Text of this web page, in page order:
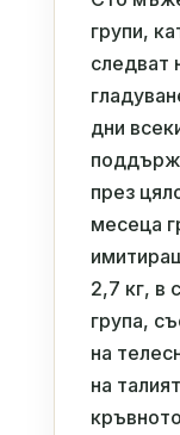
групи,
следват
дни
през
месеца
2,7 кг, в
група,
на
на